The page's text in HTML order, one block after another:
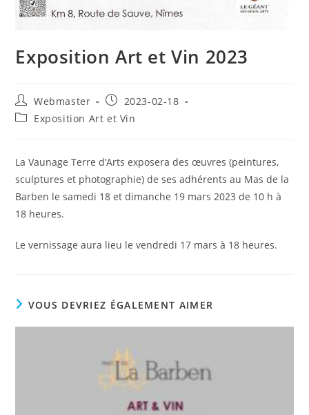
Exposition Art et Vin 2023
Auteur/autrice
de
Webmaster
Publication
publiée :
2023-02-18
PostExposition Art et Vin
La Vaunage Terre d’Arts exposera des œuvres (peintures,
sculptures et photographie) de ses adhérents au Mas de la
Barben le samedi 18 et dimanche 19 mars 2023 de 10 h à
18 heures.
Le vernissage aura lieu le vendredi 17 mars à 18 heures.
VOUS DEVRIEZ ÉGALEMENT AIMER